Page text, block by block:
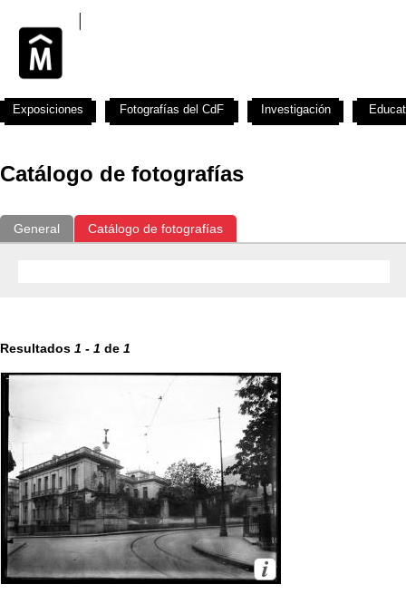
Catálogo de fotografías
General Catálogo de fotografías
Resultados 1 - 1 de 1
Exposiciones Fotografías del CdF Investigación